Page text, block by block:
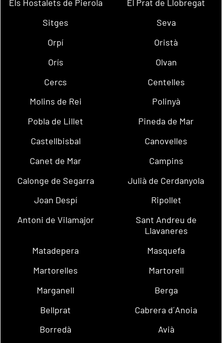
Els Hostalets de Pierola
El Prat de Llobregat
Sitges
Seva
Orpí
Oristà
Orís
Olvan
Cercs
Centelles
Molins de Rei
Polinyà
Pobla de Lillet
Pineda de Mar
Castellbisbal
Canovelles
Canet de Mar
Campins
Calonge de Segarra
Julià de Cerdanyola
Joan Despí
Ripollet
Antoni de Vilamajor
Sant Andreu de
Llavaneres
Matadepera
Masquefa
Martorelles
Martorell
Marganell
Berga
Bellprat
Cabrera d´Anoia
Borredà
Avià